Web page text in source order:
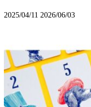
2025/04/11 2026/06/03